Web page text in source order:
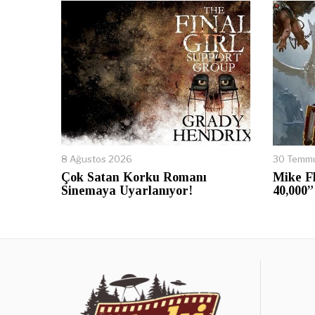
8 Ağustos 2026
Çok Satan Korku Romanı
Sinemaya Uyarlanıyor!
30
Mike